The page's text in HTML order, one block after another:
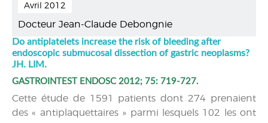
Avril 2012
Docteur Jean-Claude Debongnie
Do antiplatelets increase the risk of bleeding after
endoscopic submucosal dissection of gastric neoplasms?
JH. LIM.
GASTROINTEST ENDOSC 2012; 75: 719-727.
Cette étude de 1591 patients dont 274 prenaient
des « antiplaquettaires » parmi lesquels 102 les ont